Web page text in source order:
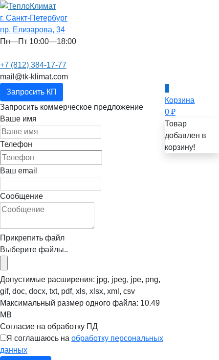
г. Санкт-Петербург
пр. Елизарова, 34
Пн—Пт 10:00—18:00
+7 (812) 384-17-77
mail@tk-klimat.com
Запросить КП
Запросить коммерческое предложение
Ваше имя
Телефон
Ваш email
Сообщение
Прикрепить файл
Выберите файлы..
Допустимые расширения: jpg, jpeg, jpe, png,
gif, doc, docx, txt, pdf, xls, xlsx, xml, csv
Максимальный размер одного файла: 10.49
MB
Согласие на обработку ПД
Я соглашаюсь на обработку персональных
данных
0
Корзина
0₽
Товар
добавлен в
корзину!